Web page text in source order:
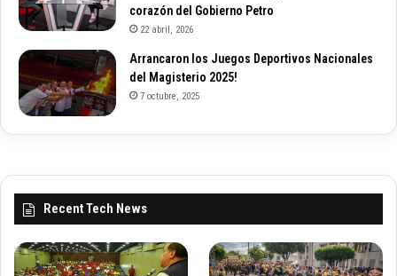
corazón del Gobierno Petro
22 abril, 2026
Arrancaron los Juegos Deportivos Nacionales
del Magisterio 2025!
7 octubre, 2025
Recent Tech News